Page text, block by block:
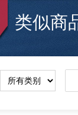
似商品